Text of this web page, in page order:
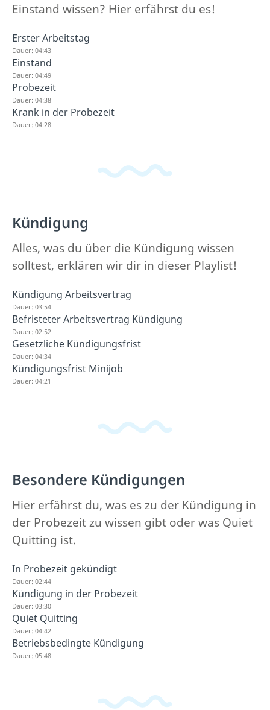
Einstand wissen? Hier erfährst du es!
Erster Arbeitstag
Dauer: 04:43
Einstand
Dauer: 04:49
Probezeit
Dauer: 04:38
Krank in der Probezeit
Dauer: 04:28
Kündigung
Alles, was du über die Kündigung wissen
solltest, erklären wir dir in dieser Playlist!
Kündigung Arbeitsvertrag
Dauer: 03:54
Befristeter Arbeitsvertrag Kündigung
Dauer: 02:52
Gesetzliche Kündigungsfrist
Dauer: 04:34
Kündigungsfrist Minijob
Dauer: 04:21
Besondere Kündigungen
Hier erfährst du, was es zu der Kündigung in
der Probezeit zu wissen gibt oder was Quiet
Quitting ist.
In Probezeit gekündigt
Dauer: 02:44
Kündigung in der Probezeit
Dauer: 03:30
Quiet Quitting
Dauer: 04:42
Betriebsbedingte Kündigung
Dauer: 05:48